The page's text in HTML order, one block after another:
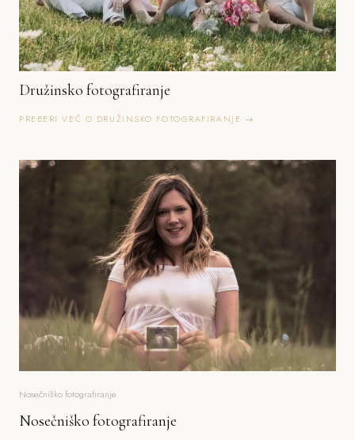
Družinsko fotografiranje
PREBERI VEČ O DRUŽINSKO FOTOGRAFIRANJE →
Nosečniško fotografiranje
Nosečniško fotografiranje